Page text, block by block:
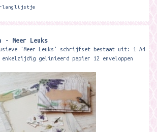
- Meer Leuks
'Meer Leuks' schrijfset bestaat uit: 1 A4
gelinieerd papier 12 enveloppen